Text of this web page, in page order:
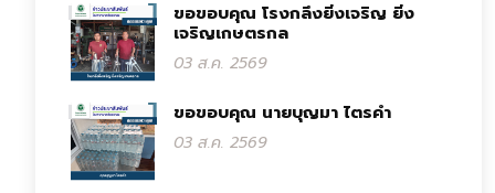
ขอขอบคุณ โรงกลึงยิ่งเจริญ ยิ่ง
เจริญเกษตรกล
03 ส.ค. 2569
ขอขอบคุณ นายบุญมา ไตรคำ
03 ส.ค. 2569